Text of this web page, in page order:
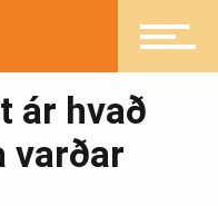
ár hvað
varðar